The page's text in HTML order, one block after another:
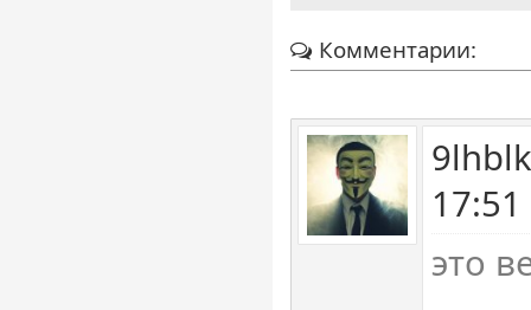
Комментарии:
это